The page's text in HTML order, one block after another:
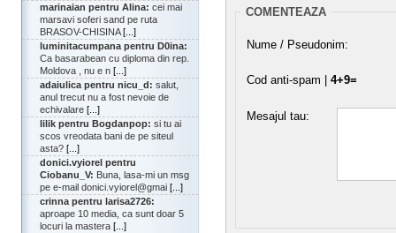
marinaian pentru Alina: cei mai
marsavi soferi sand pe ruta
BRASOV-CHISINA[...]
luminitacumpana pentru D0ina:
Ca basarabean cu diploma din rep.
Moldova , nu e n [...]
adaiulica pentru nicu_d: salut,
anul trecut nu a fost nevoie de
echivalare [...]
lilik pentru Bogdanpop: si tu ai
scos vreodata bani de pe siteul
asta? [...]
donici.vyiorel pentru
Ciobanu_V: Buna, lasa-mi un msg
pe e-mail donici.vyiorel@gmai [...]
crinna pentru larisa2726:
aproape 10 media, ca sunt doar 5
locuri la mastera [...]
COMENTEAZA
Nume / Pseudonim:
Cod anti-spam | 4+9=
Mesajul tau: